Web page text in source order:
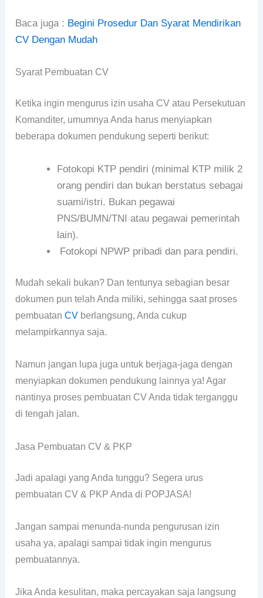
Baca juga : Begini Prosedur Dan Syarat Mendirikan
CV Dengan Mudah
Syarat Pembuatan CV
Ketika ingin mengurus izin usaha CV atau Persekutuan
Komanditer, umumnya Anda harus menyiapkan
beberapa dokumen pendukung seperti berikut:
Fotokopi KTP pendiri (minimal KTP milik 2
orang pendiri dan bukan berstatus sebagai
suami/istri. Bukan pegawai
PNS/BUMN/TNI atau pegawai pemerintah
lain).
Fotokopi NPWP pribadi dan para pendiri.
Mudah sekali bukan? Dan tentunya sebagian besar
dokumen pun telah Anda miliki, sehingga saat proses
pembuatanCV berlangsung, Anda cukup
melampirkannya saja.
Namun jangan lupa juga untuk berjaga-jaga dengan
menyiapkan dokumen pendukung lainnya ya! Agar
nantinya proses pembuatan CV Anda tidak terganggu
di tengah jalan.
Jasa Pembuatan CV & PKP
Jadi apalagi yang Anda tunggu? Segera urus
pembuatan CV & PKP Anda di POPJASA!
Jangan sampai menunda-nunda pengurusan izin
usaha ya, apalagi sampai tidak ingin mengurus
pembuatannya.
Jika Anda kesulitan, maka percayakan saja langsung